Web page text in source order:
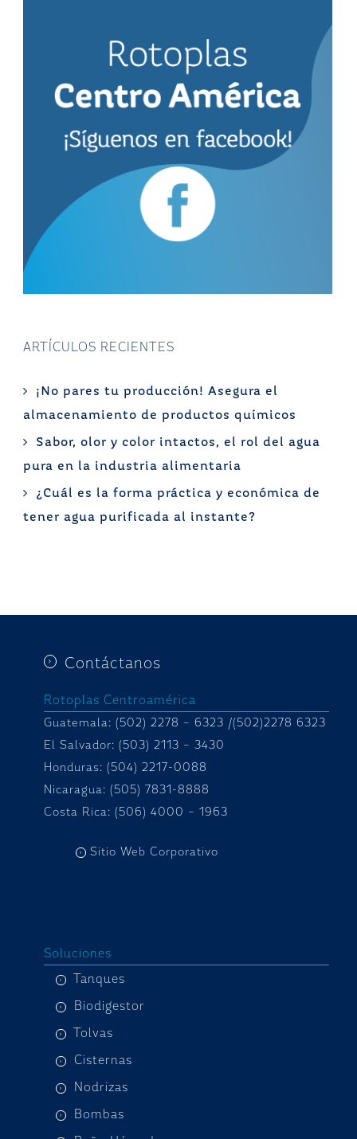
ARTÍCULOS RECIENTES
¡No pares tu producción! Asegura el
almacenamiento de productos químicos
Sabor, olor y color intactos, el rol del agua
pura en la industria alimentaria
¿Cuál es la forma práctica y económica de
tener agua purificada al instante?
Contáctanos
Rotoplas Centroamérica
Guatemala: (502) 2278 – 6323 /(502)2278 6323
El Salvador: (503) 2113 – 3430
Honduras: (504) 2217-0088
Nicaragua: (505) 7831-8888
Costa Rica: (506) 4000 – 1963
Sitio Web Corporativo
Soluciones
Tanques
Biodigestor
Tolvas
Cisternas
Nodrizas
Bombas